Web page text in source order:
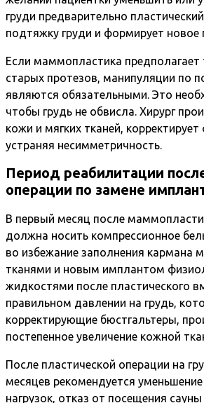
груди предварительно
подтяжку груди и формирует новое
Если маммопластика предполагает
старых протезов, манипуляции по
являются обязательными. Это
чтобы грудь не обвисла. Хирург
кожи и мягких тканей,
устраняя несимметричность.
Период реабилитации
операции по замене
В первый месяц после
должна носить компрессионное
во избежание заполнения кармана
тканями и новым имплантом
жидкостями после пластического
правильном давлении на грудь,
корректирующие бюстгальтеры,
постепенное увеличение кожной
После пластической операции на
месяцев рекомендуется
нагрузок, отказ от посещения